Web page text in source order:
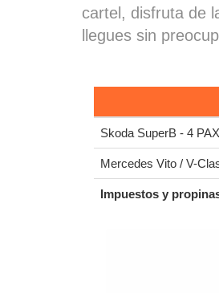
cartel, disfruta de
llegues sin
Skoda SuperB - 4 PAX
Mercedes Vito / V-
Impuestos y